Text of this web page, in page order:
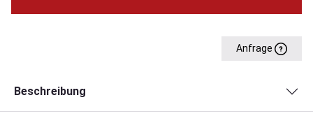
Anfrage
Beschreibung